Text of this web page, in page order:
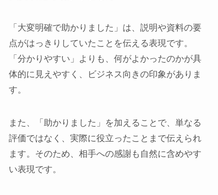
「大変明確で助かりました」は、説明や資料の要
点がはっきりしていたことを伝える表現です。
「分かりやすい」よりも、何がよかったのかが具
体的に見えやすく、ビジネス向きの印象がありま
す。
また、「助かりました」を加えることで、単なる
評価ではなく、実際に役立ったことまで伝えられ
ます。そのため、相手への感謝も自然に含めやす
い表現です。